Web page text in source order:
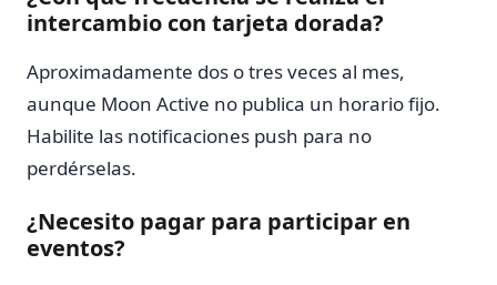
intercambio con tarjeta dorada?
Aproximadamente dos o tres veces al mes,
aunque Moon Active no publica un horario fijo.
Habilite las notificaciones push para no
perdérselas.
¿Necesito pagar para participar en
eventos?